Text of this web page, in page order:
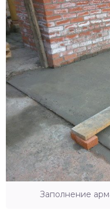
Заполнение